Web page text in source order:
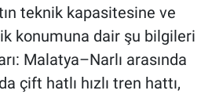
teknik kapasitesine ve
konumuna dair şu bilgileri
Malatya–Narlı arasında
çift hatlı hızlı tren hattı,